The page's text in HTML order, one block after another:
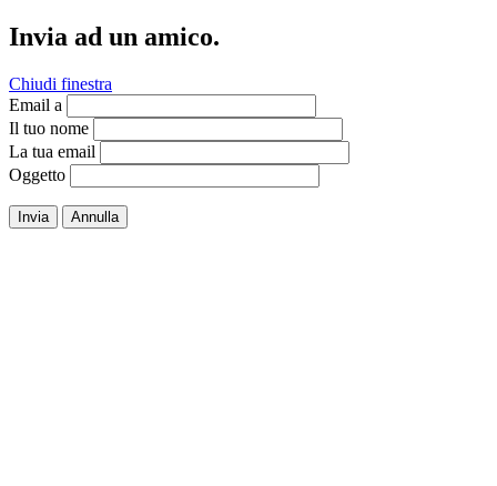
Invia ad un amico.
Chiudi finestra
Email a
Il tuo nome
La tua email
Oggetto
Invia Annulla